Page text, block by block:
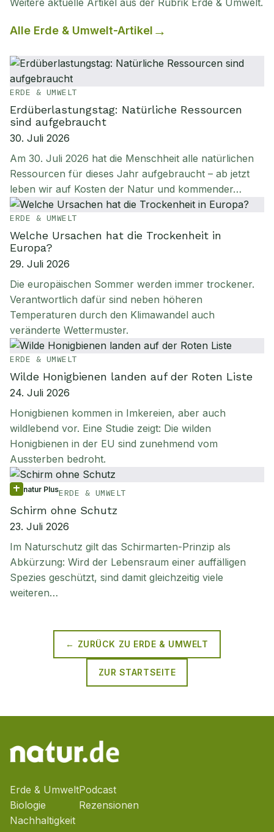
Weitere aktuelle Artikel aus der Rubrik Erde & Umwelt.
Alle Erde & Umwelt-Artikel
ERDE & UMWELT
Erdüberlastungstag: Natürliche Ressourcen
sind aufgebraucht
30. Juli 2026
Am 30. Juli 2026 hat die Menschheit alle natürlichen
Ressourcen für dieses Jahr aufgebraucht – ab jetzt
leben wir auf Kosten der Natur und kommender…
ERDE & UMWELT
Welche Ursachen hat die Trockenheit in
Europa?
29. Juli 2026
Die europäischen Sommer werden immer trockener.
Verantwortlich dafür sind neben höheren
Temperaturen durch den Klimawandel auch
veränderte Wettermuster.
ERDE & UMWELT
Wilde Honigbienen landen auf der Roten Liste
24. Juli 2026
Honigbienen kommen in Imkereien, aber auch
wildlebend vor. Eine Studie zeigt: Die wilden
Honigbienen in der EU sind zunehmend vom
Aussterben bedroht.
natur PlusERDE & UMWELT
Schirm ohne Schutz
23. Juli 2026
Im Naturschutz gilt das Schirmarten-Prinzip als
Abkürzung: Wird der Lebensraum einer auffälligen
Spezies geschützt, sind damit gleichzeitig viele
weiteren…
← ZURÜCK ZU ERDE & UMWELT
ZUR STARTSEITE
Erde & Umwelt
Biologie
Nachhaltigkeit
Podcast
Rezensionen